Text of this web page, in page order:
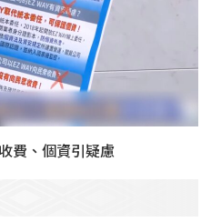
費、個資引疑慮